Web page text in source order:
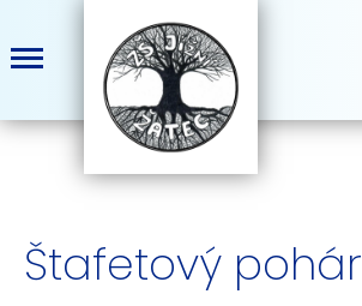
Štafetový pohár